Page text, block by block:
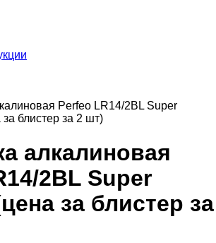
Perfeo LR14/2BL Super
блистер за 2 шт)
алкалиновая
2BL Super
за блистер за